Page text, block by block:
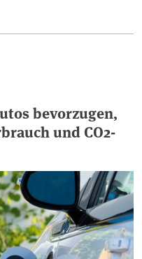
bevorzugen,
und CO2-